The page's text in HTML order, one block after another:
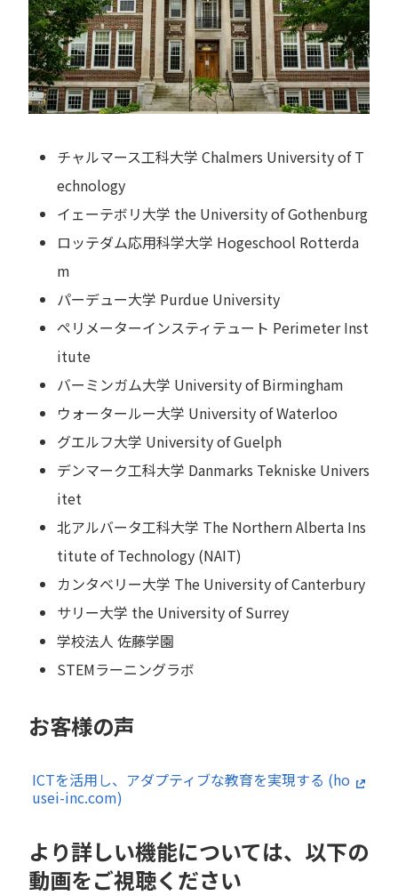
チャルマース工科大学 Chalmers University of T
echnology
イェーテボリ大学 the University of Gothenburg
ロッテダム応用科学大学 Hogeschool Rotterda
m
パーデュー大学 Purdue University
ペリメーターインスティテュート Perimeter Inst
itute
バーミンガム大学 University of Birmingham
ウォータールー大学 University of Waterloo
グエルフ大学 University of Guelph
デンマーク工科大学 Danmarks Tekniske Univers
itet
北アルバータ工科大学 The Northern Alberta Ins
titute of Technology (NAIT)
カンタベリー大学 The University of Canterbury
サリー大学 the University of Surrey
学校法人 佐藤学園
STEMラーニングラボ
お客様の声
ICTを活用し、アダプティブな教育を実現する (ho
usei-inc.com)
より詳しい機能については、以下の
動画をご視聴ください